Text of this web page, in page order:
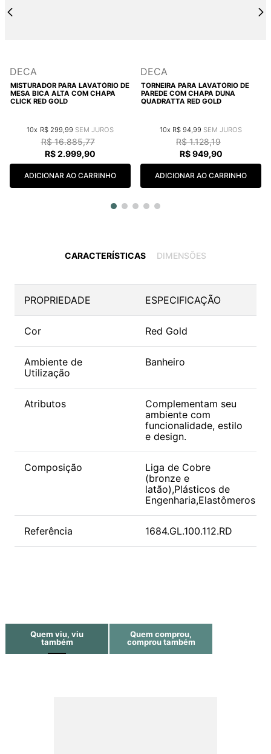
DECA
MISTURADOR PARA LAVATÓRIO DE
MESA BICA ALTA COM CHAPA
CLICK RED GOLD
10 R$ 299 99
R$ 16.885,77
R$2.999,90
ADICIONAR AO CARRINHO
DECA
TORNEIRA PARA LAVATÓRIO DE
PAREDE COM CHAPA DUNA
QUADRATTA RED GOLD
10 R$ 94 99
R$ 1.128,19
R$ 949,90
ADICIONAR AO CARRINHO
CARACTERÍSTICAS DIMENSÕES
PROPRIEDADE ESPECIFICAÇÃO
Cor Red Gold
Ambiente de
Utilização
Banheiro
Atributos
Complementam seu
ambiente com
funcionalidade, estilo
e design.
Composição
Liga de Cobre
(bronze e
latão),Plásticos de
Engenharia,Elastômeros
Referência 1684.GL.100.112.RD
Quem viu, viu
também
Quem comprou,
comprou também